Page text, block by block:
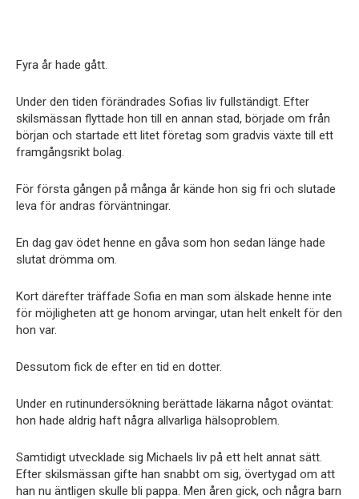
Fyra år hade gått.
Under den tiden förändrades Sofias liv fullständigt. Efter
skilsmässan flyttade hon till en annan stad, började om från
början och startade ett litet företag som gradvis växte till ett
framgångsrikt bolag.
För första gången på många år kände hon sig fri och slutade
leva för andras förväntningar.
En dag gav ödet henne en gåva som hon sedan länge hade
slutat drömma om.
Kort därefter träffade Sofia en man som älskade henne inte
för möjligheten att ge honom arvingar, utan helt enkelt för den
hon var.
Dessutom fick de efter en tid en dotter.
Under en rutinundersökning berättade läkarna något oväntat:
hon hade aldrig haft några allvarliga hälsoproblem.
Samtidigt utvecklade sig Michaels liv på ett helt annat sätt.
Efter skilsmässan gifte han snabbt om sig, övertygad om att
han nu äntligen skulle bli pappa. Men åren gick, och några barn